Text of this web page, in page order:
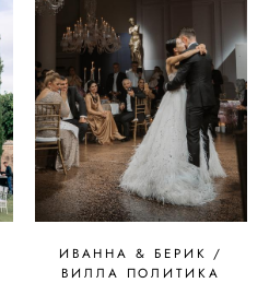
ИВАННА & БЕРИК /
ВИЛЛА ПОЛИТИКА